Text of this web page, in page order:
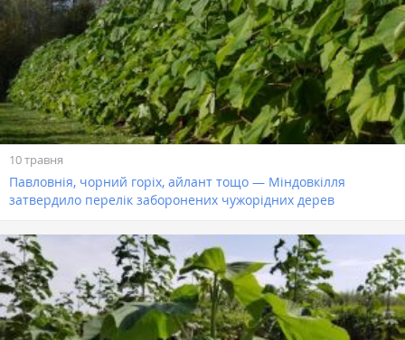
10 травня
Павловнія, чорний горіх, айлант тощо — Міндовкілля
затвердило перелік заборонених чужорідних дерев